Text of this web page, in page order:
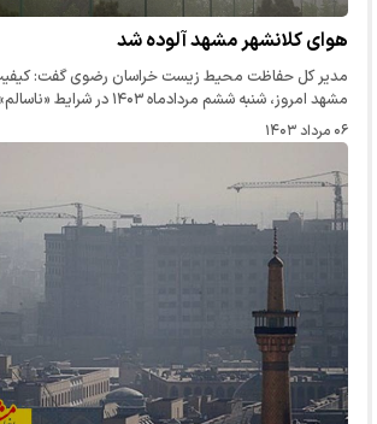
هوای کلانشهر مشهد آلوده شد
مدیر کل حفاظت محیط زیست خراسان رضوی گفت:
مشهد امروز، شنبه ششم مردادماه ۱۴۰۳ در شرایط «ناسالم» و…
۰۶ مرداد ۱۴۰۳